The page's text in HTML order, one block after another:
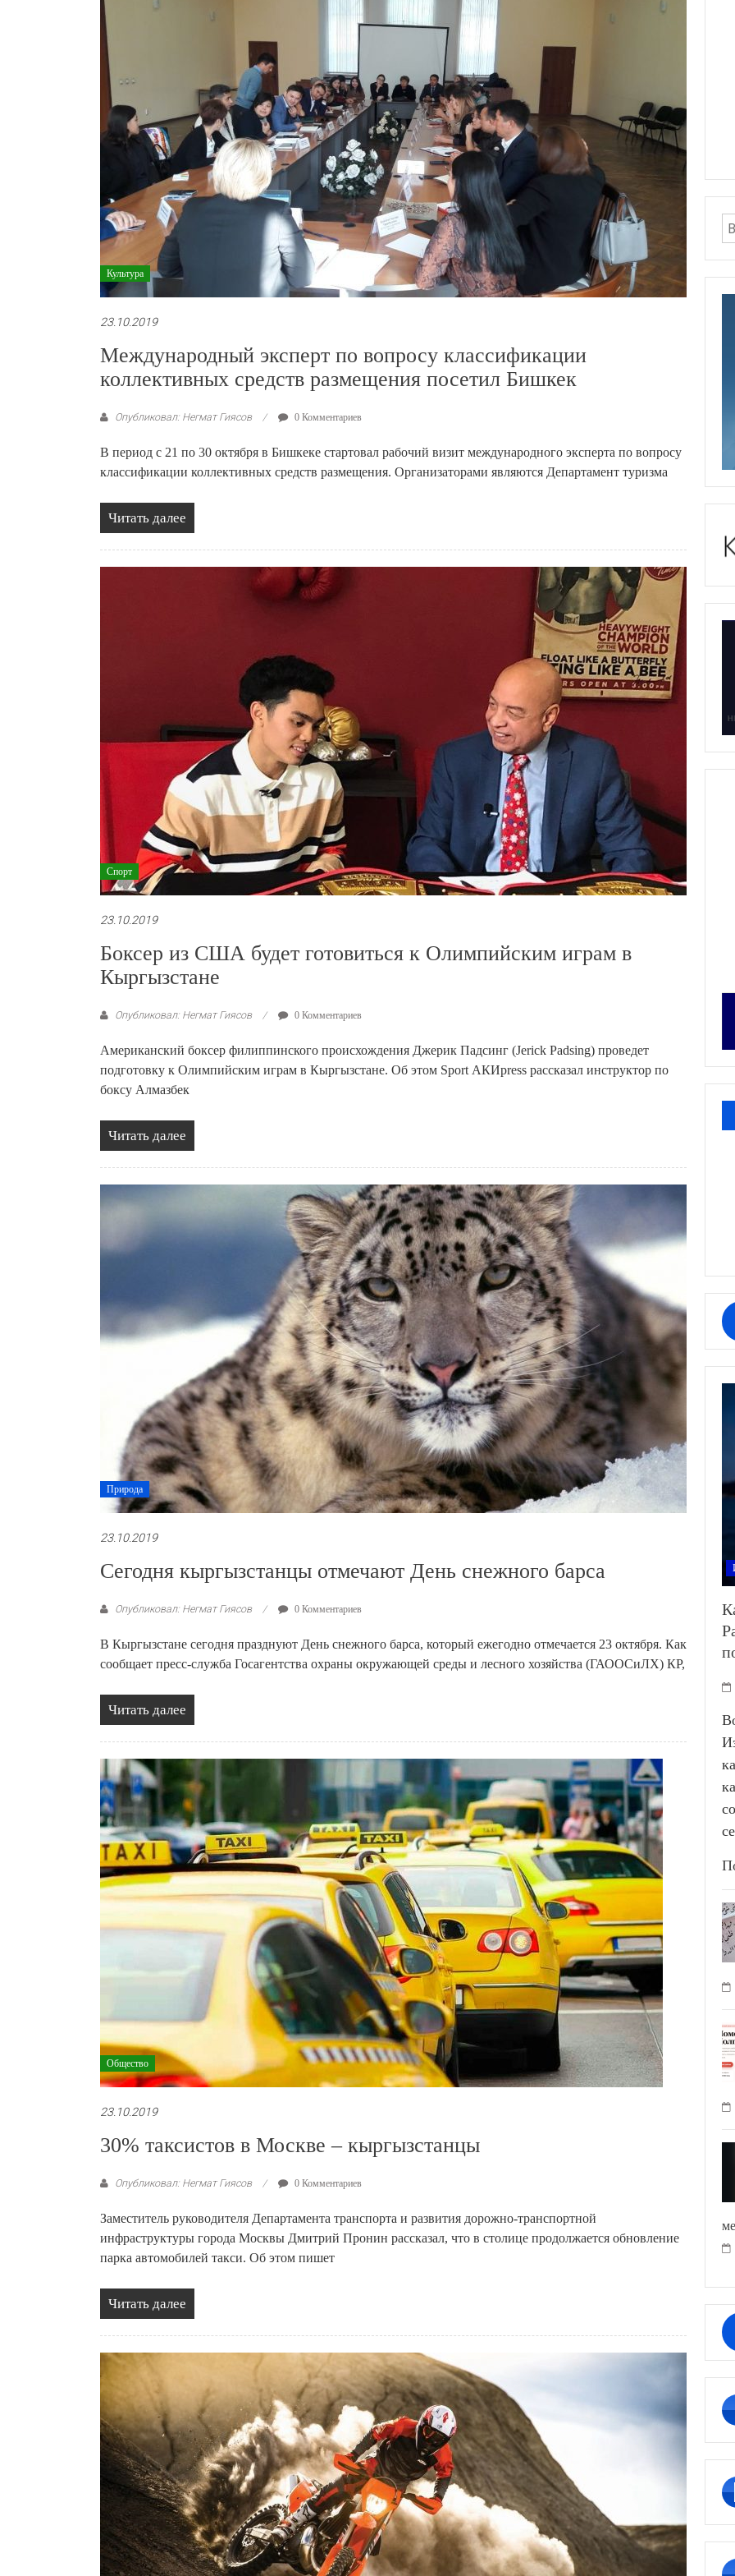
Культура
23.10.2019
Международный эксперт по вопросу классификации
коллективных средств размещения посетил Бишкек
Опубликовал: Негмат Гиясов 0 Комментариев
В период с 21 по 30 октября в Бишкеке стартовал рабочий визит международного эксперта по вопросу
классификации коллективных средств размещения. Организаторами являются Департамент туризма
Читать далее
Спорт
23.10.2019
Боксер из США будет готовиться к Олимпийским играм в
Кыргызстане
Опубликовал: Негмат Гиясов 0 Комментариев
Американский боксер филиппинского происхождения Джерик Падсинг (Jerick Padsing) проведет
подготовку к Олимпийским играм в Кыргызстане. Об этом Sport АКИpress рассказал инструктор по
боксу Алмазбек
Читать далее
Природа
23.10.2019
Сегодня кыргызстанцы отмечают День снежного барса
Опубликовал: Негмат Гиясов 0 Комментариев
В Кыргызстане сегодня празднуют День снежного барса, который ежегодно отмечается 23 октября. Как
сообщает пресс-служба Госагентства охраны окружающей среды и лесного хозяйства (ГАООСиЛХ) КР,
Читать далее
Общество
23.10.2019
30% таксистов в Москве – кыргызстанцы
Опубликовал: Негмат Гиясов 0 Комментариев
Заместитель руководителя Департамента транспорта и развития дорожно-транспортной
инфраструктуры города Москвы Дмитрий Пронин рассказал, что в столице продолжается обновление
парка автомобилей такси. Об этом пишет
Читать далее